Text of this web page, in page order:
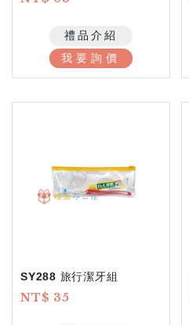
禮品介紹
我要詢價
SY288 旅行潔牙組
NT$ 35